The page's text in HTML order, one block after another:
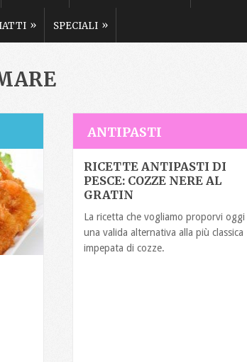
» SPECIALI »
ANTIPASTI
RICETTE ANTIPASTI DI
PESCE: COZZE NERE AL
GRATIN
La ricetta che vogliamo proporvi oggi
una valida alternativa alla più classica
impepata di cozze.